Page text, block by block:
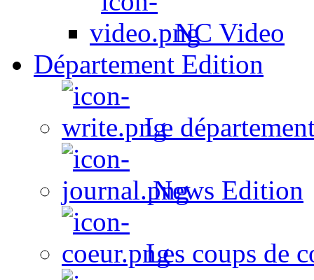
NC Video
Département Edition
Le
News Edition
Les coups de